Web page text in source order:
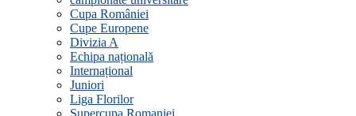
Cupa României
Cupe Europene
Divizia A
Echipa națională
Internațional
Juniori
Liga Florilor